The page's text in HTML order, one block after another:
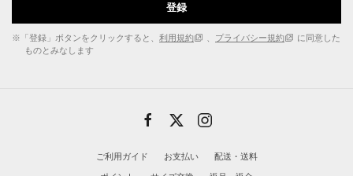
登録
※「登録」ボタンをクリックすると、 利用規約 プライバシー規約
に同意した
ものとみなします
ご利用ガイド お支払い
配送・送料